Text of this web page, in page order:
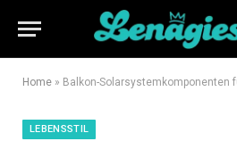
Home » Balkon-Solarsystemkomponenten
LEBENSSTIL